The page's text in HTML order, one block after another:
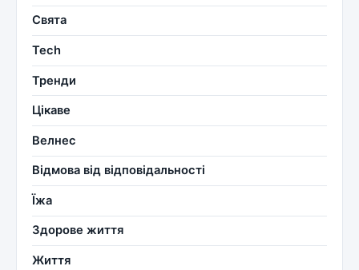
Свята
Tech
Тренди
Цікаве
Велнес
Відмова від відповідальності
Їжа
Здорове життя
Життя